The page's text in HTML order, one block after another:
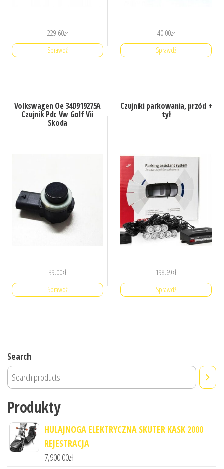
229.60zł
Sprawdź
40.00zł
Sprawdź
Volkswagen Oe 34D919275A
Czujnik Pdc Vw Golf Vii
Skoda
39.00zł
Sprawdź
Czujniki parkowania, przód +
tył
198.69zł
Sprawdź
Search
Produkty
HULAJNOGA ELEKTRYCZNA SKUTER KASK 2000
REJESTRACJA
7,900.00zł